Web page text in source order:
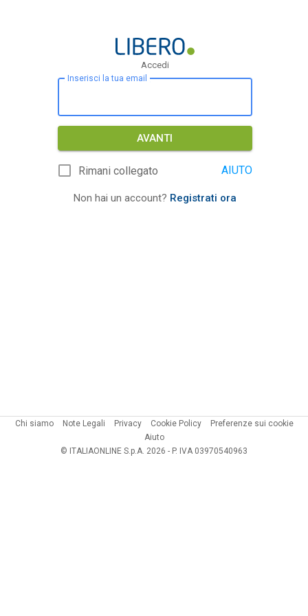
Accedi
Inserisci la tua email
AVANTI
Rimani collegato AIUTO
Non hai un account? Registrati ora
Chi siamo Note Legali Privacy Cookie Policy
Preferenze sui cookie
Aiuto
© ITALIAONLINE S.p.A. 2026 - P. IVA 03970540963